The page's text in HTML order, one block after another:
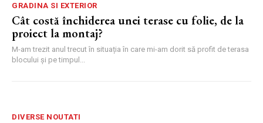
GRADINA SI EXTERIOR
Cât costă închiderea unei terase cu folie, de la
proiect la montaj?
M-am trezit anul trecut în situația în care mi-am dorit să profit de terasa
blocului și pe timpul...
DIVERSE NOUTATI